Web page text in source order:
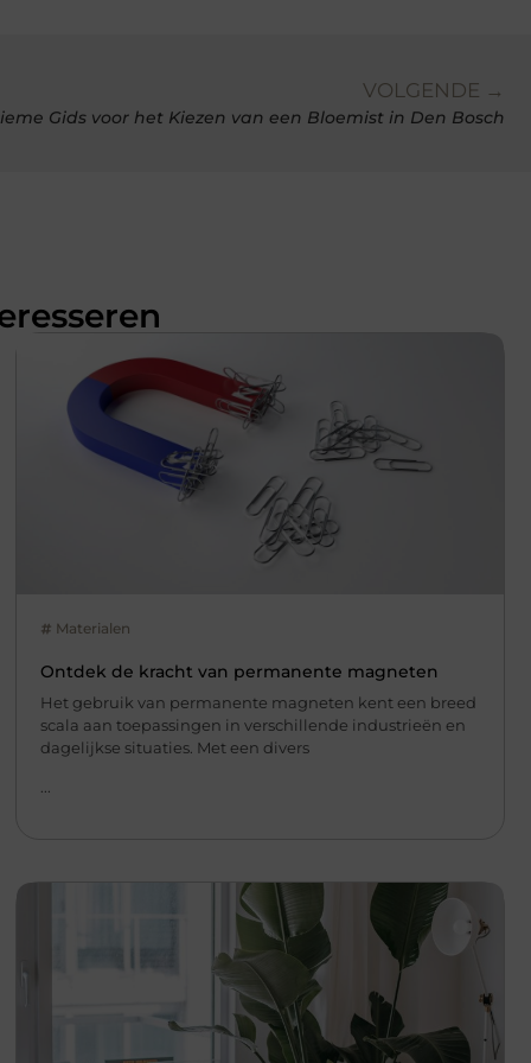
VOLGENDE →
Gids voor het Kiezen van een Bloemist in Den Bosch
Materialen
Ontdek de kracht van permanente magneten
Het gebruik van permanente magneten kent een breed
scala aan toepassingen in verschillende industrieën en
dagelijkse situaties. Met een divers
...